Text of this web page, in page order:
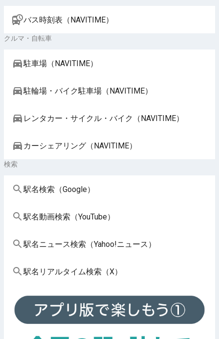
バス時刻表（NAVITIME）
クルマ・自転車
駐車場（NAVITIME）
駐輪場・バイク駐車場（NAVITIME）
レンタカー・サイクル・バイク（NAVITIME）
カーシェアリング（NAVITIME）
検索
駅名検索（Google）
駅名動画検索（YouTube）
駅名ニュース検索（Yahoo!ニュース）
駅名リアルタイム検索（X）